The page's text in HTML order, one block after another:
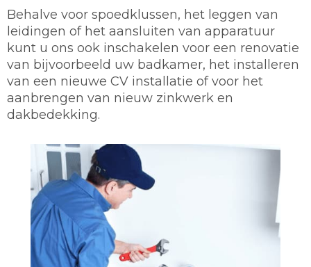
Behalve voor spoedklussen, het leggen van
leidingen of het aansluiten van apparatuur
kunt u ons ook inschakelen voor een renovatie
van bijvoorbeeld uw badkamer, het installeren
van een nieuwe CV installatie of voor het
aanbrengen van nieuw zinkwerk en
dakbedekking.